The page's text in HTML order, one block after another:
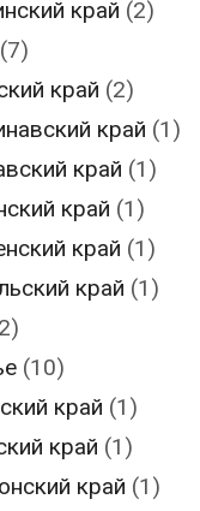
край (2)
край (2)
край (1)
край (1)
край (1)
край (1)
край (1)
(10)
край (1)
край (1)
край (1)